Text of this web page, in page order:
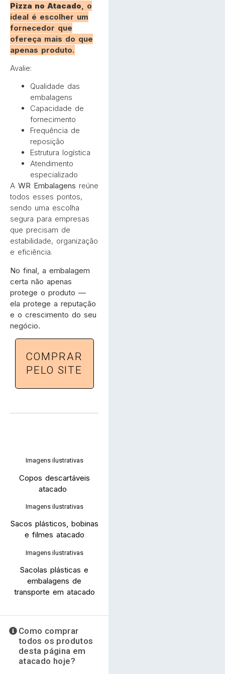
Pizza no Atacado , o
ideal é escolher um
fornecedor que
ofereça mais do que
apenas produto.
Avalie:
Qualidade das
embalagens
Capacidade de
fornecimento
Frequência de
reposição
Estrutura logística
Atendimento
especializado
A WR Embalagens reúne
todos esses pontos,
sendo uma escolha
segura para empresas
que precisam de
estabilidade, organização
e eficiência.
No final, a embalagem
certa não apenas
protege o produto —
ela protege a reputação
e o crescimento do seu
negócio.
COMPRAR
PELO SITE
Imagens ilustrativas
Copos descartáveis
atacado
Imagens ilustrativas
Sacos plásticos, bobinas
e filmes atacado
Imagens ilustrativas
Sacolas plásticas e
embalagens de
transporte em atacado
Como comprar
todos os produtos
desta página em
atacado hoje?